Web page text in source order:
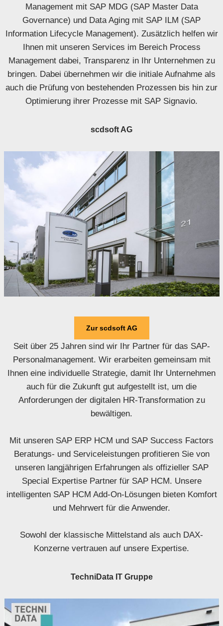
Management mit SAP MDG (SAP Master Data
Governance) und Data Aging mit SAP ILM (SAP
Information Lifecycle Management). Zusätzlich helfen wir
Ihnen mit unseren Services im Bereich Process
Management dabei, Transparenz in Ihr Unternehmen zu
bringen. Dabei übernehmen wir die initiale Aufnahme als
auch die Prüfung von bestehenden Prozessen bis hin zur
Optimierung ihrer Prozesse mit SAP Signavio.
scdsoft AG
Zur scdsoft AG
Seit über 25 Jahren sind wir Ihr Partner für das SAP-
Personalmanagement. Wir erarbeiten gemeinsam mit
Ihnen eine individuelle Strategie, damit Ihr Unternehmen
auch für die Zukunft gut aufgestellt ist, um die
Anforderungen der digitalen HR-Transformation zu
bewältigen.
Mit unseren SAP ERP HCM und SAP Success Factors
Beratungs- und Serviceleistungen profitieren Sie von
unseren langjährigen Erfahrungen als offizieller SAP
Special Expertise Partner für SAP HCM. Unsere
intelligenten SAP HCM Add-On-Lösungen bieten Komfort
und Mehrwert für die Anwender.
Sowohl der klassische Mittelstand als auch DAX-
Konzerne vertrauen auf unsere Expertise.
TechniData IT Gruppe